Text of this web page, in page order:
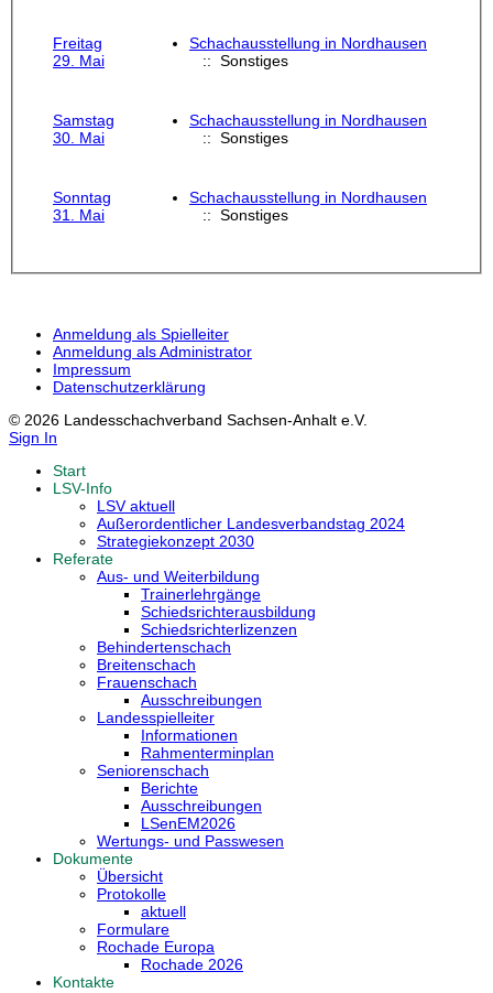
Freitag
29. Mai
Schachausstellung in Nordhausen
:: Sonstiges
Samstag
30. Mai
Schachausstellung in Nordhausen
:: Sonstiges
Sonntag
31. Mai
Schachausstellung in Nordhausen
:: Sonstiges
Anmeldung als Spielleiter
Anmeldung als Administrator
Impressum
Datenschutzerklärung
© 2026 Landesschachverband Sachsen-Anhalt e.V.
Sign In
Start
LSV-Info
LSV aktuell
Außerordentlicher Landesverbandstag 2024
Strategiekonzept 2030
Referate
Aus- und Weiterbildung
Trainerlehrgänge
Schiedsrichterausbildung
Schiedsrichterlizenzen
Behindertenschach
Breitenschach
Frauenschach
Ausschreibungen
Landesspielleiter
Informationen
Rahmenterminplan
Seniorenschach
Berichte
Ausschreibungen
LSenEM2026
Wertungs- und Passwesen
Dokumente
Übersicht
Protokolle
aktuell
Formulare
Rochade Europa
Rochade 2026
Kontakte